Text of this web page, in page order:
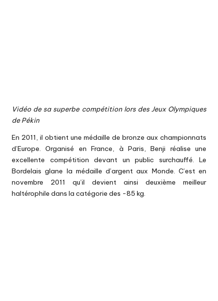
Vidéo de sa superbe compétition lors des Jeux Olympiques
de Pékin
En 2011, il obtient une médaille de bronze aux championnats
d’Europe. Organisé en France, à Paris, Benji réalise une
excellente compétition devant un public surchauffé. Le
Bordelais glane la médaille d’argent aux Monde. C’est en
novembre 2011 qu’il devient ainsi deuxième meilleur
haltérophile dans la catégorie des -85 kg.